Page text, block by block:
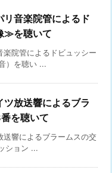
リ音楽院管によるド
≫を聴いて
楽院管によるドビュッシー
）を聴い ...
放送響によるブラ
を聴いて
送響によるブラームスの交
ション ...